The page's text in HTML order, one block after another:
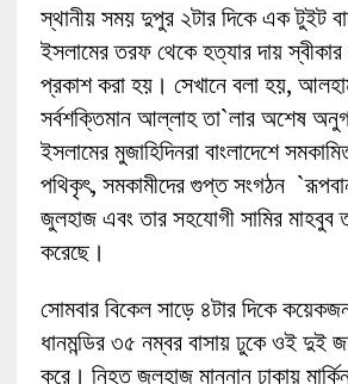
স্থানীয় সময় দুপুর ২টার দিকে এক টুইট
ইসলামের তরফ থেকে হত্যার দায় স্বীকার
প্রকাশ করা হয়। সেখানে বলা হয়,
সর্বশক্তিমান আল্লাহ তা`লার অশেষ
ইসলামের মুজাহিদিনরা বাংলাদেশে
পথিকৃৎ, সমকামীদের গুপ্ত সংগঠন
জুলহাজ এবং তার সহযোগী সামির মাহবুব
করেছে।
সোমবার বিকেল সাড়ে ৪টার দিকে
ধানমন্ডির ৩৫ নম্বর বাসায় ঢুকে ওই দুই
করে। নিহত জুলহাজ মান্নান ঢাকায়